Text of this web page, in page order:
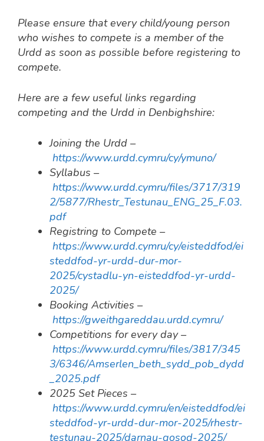
Please ensure that every child/young person
who wishes to compete is a member of the
Urdd as soon as possible before registering to
compete.
Here are a few useful links regarding
competing and the Urdd in Denbighshire:
Joining the Urdd –
https://www.urdd.cymru/cy/ymuno/
Syllabus –
https://www.urdd.cymru/files/3717/319
2/5877/Rhestr_Testunau_ENG_25_F.03.
pdf
Registring to Compete –
https://www.urdd.cymru/cy/eisteddfod/ei
steddfod-yr-urdd-dur-mor-
2025/cystadlu-yn-eisteddfod-yr-urdd-
2025/
Booking Activities –
https://gweithgareddau.urdd.cymru/
Competitions for every day –
https://www.urdd.cymru/files/3817/345
3/6346/Amserlen_beth_sydd_pob_dydd
_2025.pdf
2025 Set Pieces –
https://www.urdd.cymru/en/eisteddfod/ei
steddfod-yr-urdd-dur-mor-2025/rhestr-
testunau-2025/darnau-gosod-2025/